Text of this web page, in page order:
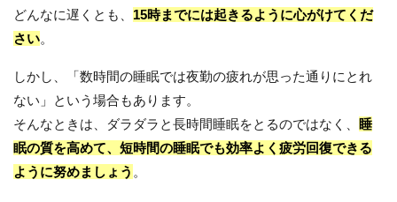
どんなに遅くとも、 15時までには起きるように心がけてくだ
さい。
しかし、「数時間の睡眠では夜勤の疲れが思った通りにとれ
ない」という場合もあります。
そんなときは、ダラダラと長時間睡眠をとるのではなく、
睡
眠の質を高めて、短時間の睡眠でも効率よく疲労回復できる
ように努めましょう 。